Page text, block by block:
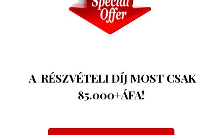
A RÉSZVÉTELI DÍJ MOSTCSAK
85.000+ÁFA!